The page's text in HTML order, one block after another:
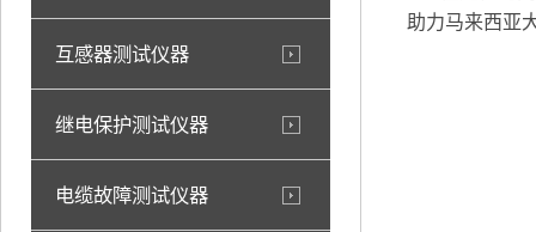
互感器测试仪器
继电保护测试仪器
电缆故障测试仪器
助力马来西亚